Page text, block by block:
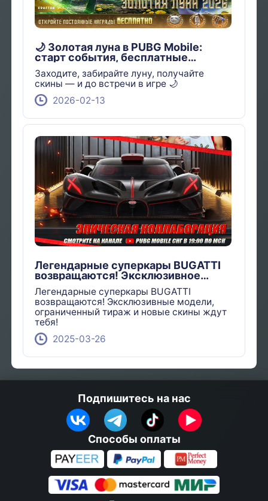
🌙 Золотая луна в PUBG Mobile:
старт события, бесплатные
награды и как не пропустить
Заходите, забирайте луну, получайте
скины — и до встречи в игре 🌙
2026-02-13
Легендарные суперкары BUGATTI
возвращаются! Эксклюзивное
событие
Легендарные суперкары BUGATTI
возвращаются! Эксклюзивные модели,
ограниченный тираж и новые скины ждут
тебя!
2025-03-26
Подпишитесь на нас
Способы оплаты